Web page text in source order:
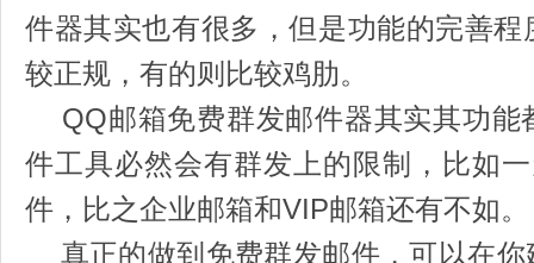
件器其实也有很多，但是功能的完善
较正规，有的则比较鸡肋。
QQ邮箱免费群发邮件器其实其功能
件工具必然会有群发上的限制，比如
件，比之企业邮箱和VIP邮箱还有不如。
真正的做到免费群发邮件，可以在你